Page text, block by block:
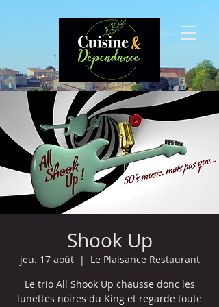
Shook Up
jeu. 17 août
  |
Le Plaisance Restaurant
Le trio All Shook Up chausse donc les
lunettes noires du King et regarde toute